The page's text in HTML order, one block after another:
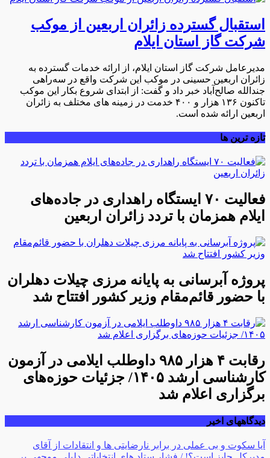
استقبال گسترده زائران اربعین از موکب
شرکت گاز استان ایلام
مدیرعامل شرکت گاز استان ایلام، از ارائه خدمات گسترده به
زائران اربعین حسینی در موکب این شرکت واقع در سه‌راهی
جندالله صالح‌آباد خبر داد و گفت: از ابتدای شروع بکار این موکب
تاکنون ۱۳۶ هزار و ۴۰۰ خدمت در زمینه های مختلف به زائران
اربعین ارائه شده است.
تازه ترین ها
فعالیت ۷۰ ایستگاه راهداری در جاده‌های
ایلام همزمان با تردد زائران اربعین
پروژه آبرسانی به پایانه مرزی چیلات دهلران
با حضور قائم‌مقام وزیر کشور افتتاح شد
رقابت ۴ هزار ۹۸۵ داوطلب ایلامی در آزمون
کارشناسی ارشد ۱۴۰۵/ جزئیات حوزه‌های
برگزاری اعلام شد
دیدگاههای اخیر
آیا سکوت و بی عملی در برابر نارضایتی ها و انتقادات از آقای